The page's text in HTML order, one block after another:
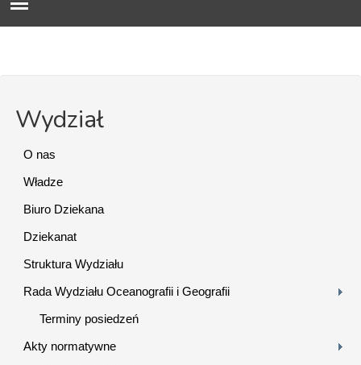
Wydział
O nas
Władze
Biuro Dziekana
Dziekanat
Struktura Wydziału
Rada Wydziału Oceanografii i Geografii
Terminy posiedzeń
Akty normatywne